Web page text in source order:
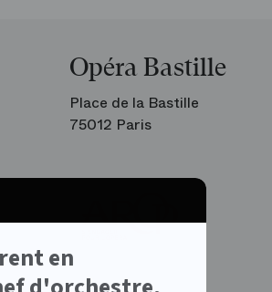
en
Opéra Bastille
Place de la Bastille
75012 Paris
Arop
de